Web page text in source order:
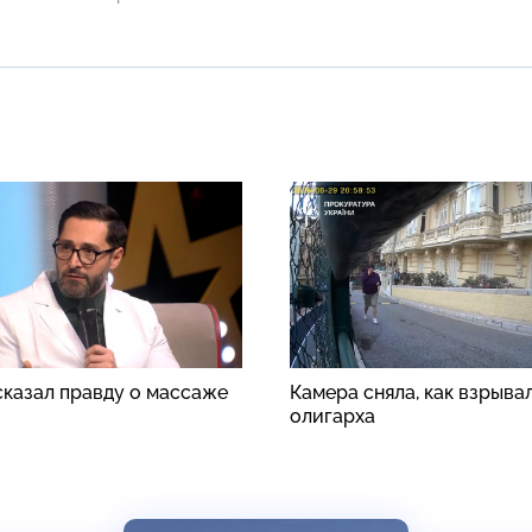
правду о массаже
Камера сняла, как
олигарха